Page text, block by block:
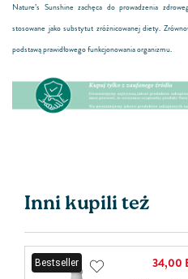
Nature’s Sunshine zachęca do prowadzenia
stosowane jako substytut zróżnicowanej diety.
podstawą prawidłowego funkcjonowania organizmu.
Inni kupili też
Bestseller 34,00